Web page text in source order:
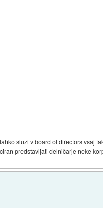
služi v board of directors vsaj
predstavljati delničarje neke